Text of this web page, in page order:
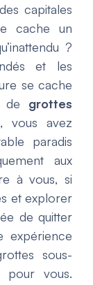
capitales
cache un
?
et les
se cache
de grottes
vous avez
paradis
aux
à vous, si
et explorer
de quitter
expérience
sous-
pour vous.